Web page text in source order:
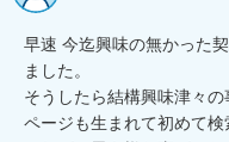
早速 今迄興味の無かった
ました。
そうしたら結構興味津々
ページも生まれて初めて